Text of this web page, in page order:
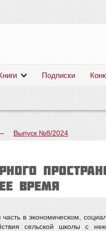
Подписки
Выпуск №8/2024
время
в экономическом,
сельской школы с